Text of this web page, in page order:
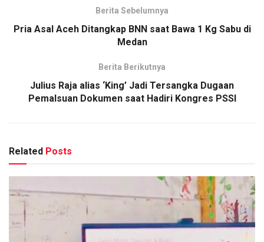
Berita Sebelumnya
Pria Asal Aceh Ditangkap BNN saat Bawa 1 Kg Sabu di
Medan
Berita Berikutnya
Julius Raja alias ‘King’ Jadi Tersangka Dugaan
Pemalsuan Dokumen saat Hadiri Kongres PSSI
Related Posts